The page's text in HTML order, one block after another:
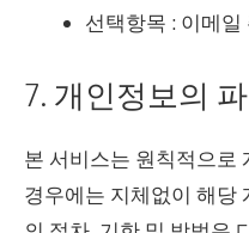
선택항목 : 이메일
7. 개인정보의
본 서비스는 원칙적으로
경우에는 지체없이 해당